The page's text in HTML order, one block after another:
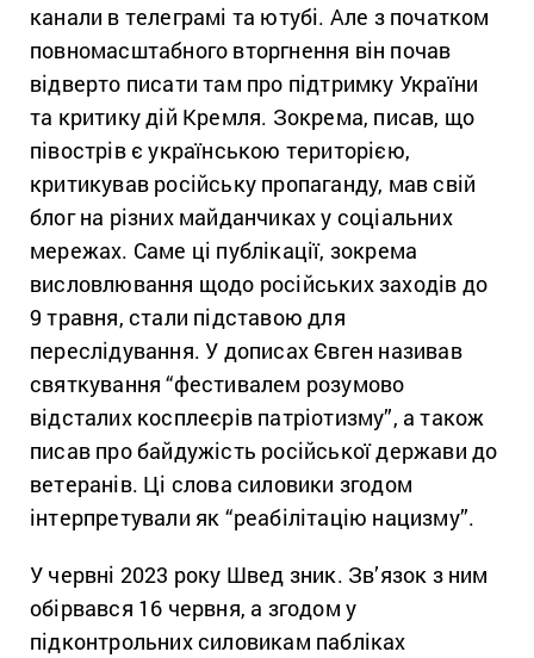
канали в телеграмі та ютубі. Але з початком
повномасштабного вторгнення він почав
відверто писати там про підтримку України
та критику дій Кремля. Зокрема, писав, що
півострів є українською територією,
критикував російську пропаганду, мав свій
блог на різних майданчиках у соціальних
мережах. Саме ці публікації, зокрема
висловлювання щодо російських заходів до
9 травня, стали підставою для
переслідування. У дописах Євген називав
святкування “фестивалем розумово
відсталих косплеєрів патріотизму”, а також
писав про байдужість російської держави до
ветеранів. Ці слова силовики згодом
інтерпретували як “реабілітацію нацизму”.
У червні 2023 року Швед зник. Зв’язок з ним
обірвався 16 червня, а згодом у
підконтрольних силовикам пабліках